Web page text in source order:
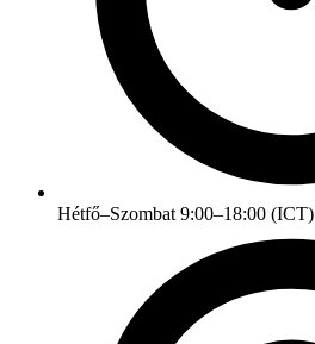
Hétfő–Szombat 9:00–18:00 (ICT)